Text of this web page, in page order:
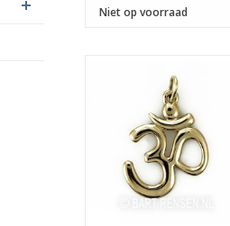
Niet op voorraad
Afmeting 20 x 18 mm